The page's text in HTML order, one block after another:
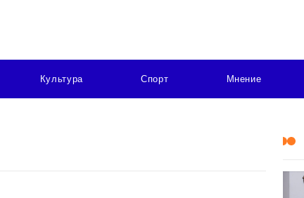
Культура Спорт Мнение